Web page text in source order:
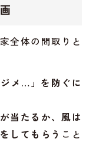
全体の間取りと
メ…」を防ぐに
当たるか、風は
してもらう こと